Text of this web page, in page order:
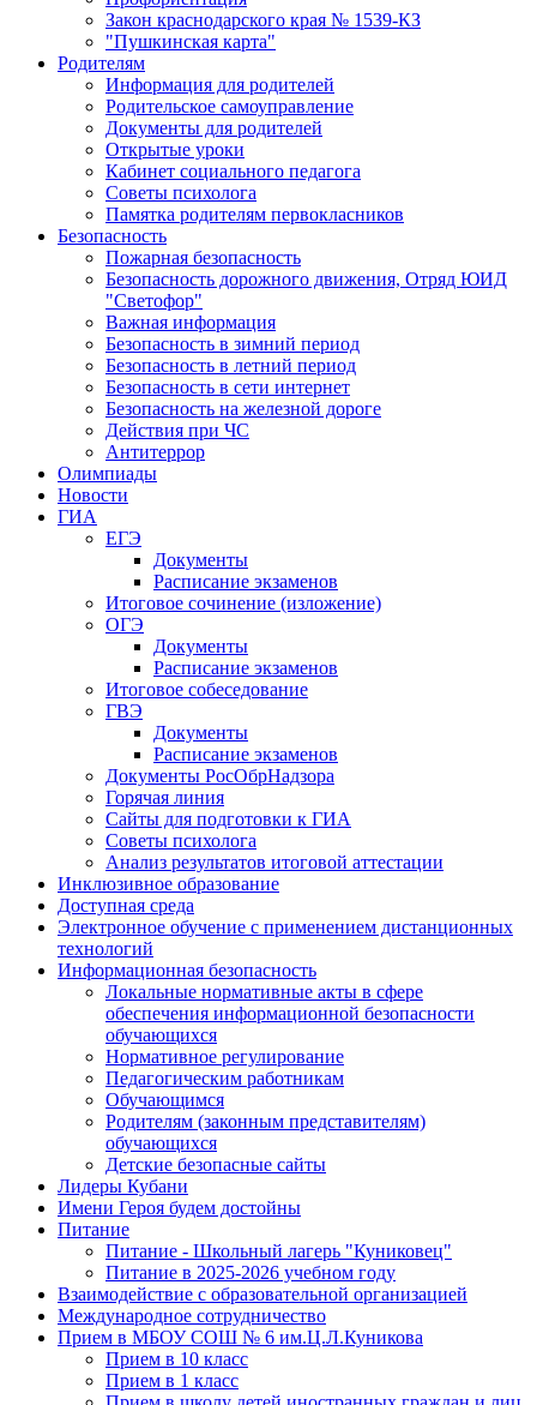
Закон краснодарского края № 1539-КЗ
"Пушкинская карта"
Родителям
Информация для родителей
Родительское самоуправление
Документы для родителей
Открытые уроки
Кабинет социального педагога
Советы психолога
Памятка родителям первокласников
Безопасность
Пожарная безопасность
Безопасность дорожного движения, Отряд ЮИД
"Светофор"
Важная информация
Безопасность в зимний период
Безопасность в летний период
Безопасность в сети интернет
Безопасность на железной дороге
Действия при ЧС
Антитеррор
Олимпиады
Новости
ГИА
ЕГЭ
Документы
Расписание экзаменов
Итоговое сочинение (изложение)
ОГЭ
Документы
Расписание экзаменов
Итоговое собеседование
ГВЭ
Документы
Расписание экзаменов
Документы РосОбрНадзора
Горячая линия
Сайты для подготовки к ГИА
Советы психолога
Анализ результатов итоговой аттестации
Инклюзивное образование
Доступная среда
Электронное обучение с применением дистанционных
технологий
Информационная безопасность
Локальные нормативные акты в сфере
обеспечения информационной безопасности
обучающихся
Нормативное регулирование
Педагогическим работникам
Обучающимся
Родителям (законным представителям)
обучающихся
Детские безопасные сайты
Лидеры Кубани
Имени Героя будем достойны
Питание
Питание - Школьный лагерь "Куниковец"
Питание в 2025-2026 учебном году
Взаимодействие с образовательной организацией
Международное сотрудничество
Прием в МБОУ СОШ № 6 им.Ц.Л.Куникова
Прием в 10 класс
Прием в 1 класс